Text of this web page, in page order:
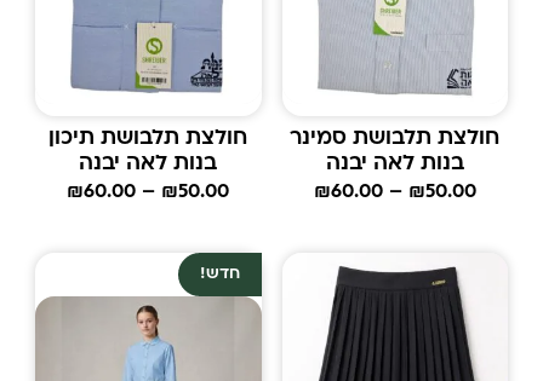
חולצת תלבושת סמינר
בנות לאה יבנה
₪50.00
–
₪60.00
חולצת תלבושת תיכון
בנות לאה יבנה
₪50.00
–
₪60.00
חדש!